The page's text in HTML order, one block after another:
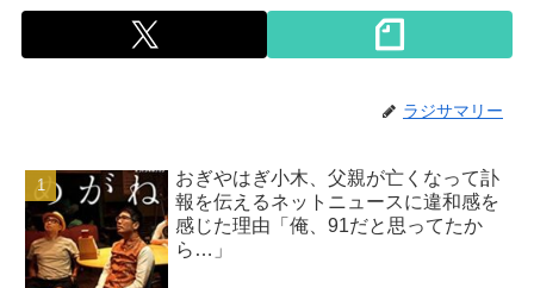
ラジサマリー
おぎやはぎ小木、父親が亡くなって訃
報を伝えるネットニュースに違和感を
感じた理由「俺、91だと思ってたか
ら…」